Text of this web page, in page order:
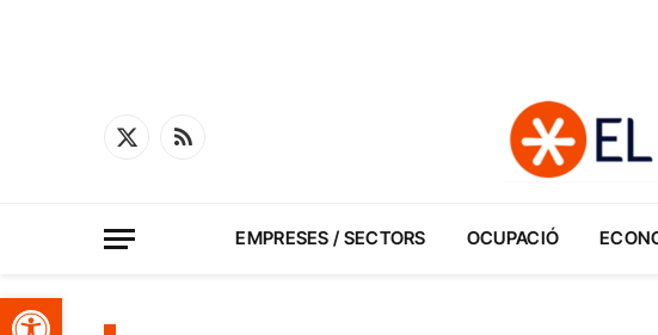
Obre la barra d'eines
X
RSS
EMPRESES / SECTORS OCUPACIÓ